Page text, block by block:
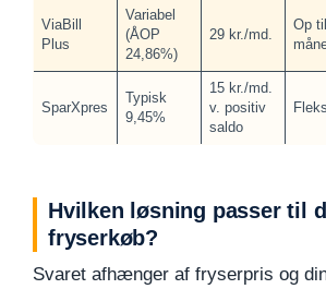
ViaBill
Plus
Variabel
(ÅOP
24,86%)
29 kr./md.
Op
SparXpres
Typisk
9,45%
15 kr./md.
v. positiv
saldo
Hvilken løsning passer til
fryserkøb?
Svaret afhænger af fryserpris og